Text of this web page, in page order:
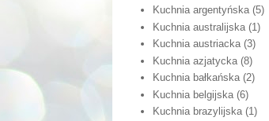
Kuchnia argentyńska (5)
Kuchnia australijska (1)
Kuchnia austriacka (3)
Kuchnia azjatycka (8)
Kuchnia bałkańska (2)
Kuchnia belgijska (6)
Kuchnia brazylijska (1)